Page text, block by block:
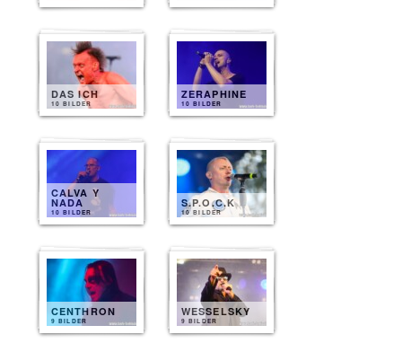
DAS ICH
10 BILDER
ZERAPHINE
10 BILDER
CALVA Y
NADA
10 BILDER
S.P.O.C.K
10 BILDER
CENTHRON
9 BILDER
WESSELSKY
9 BILDER